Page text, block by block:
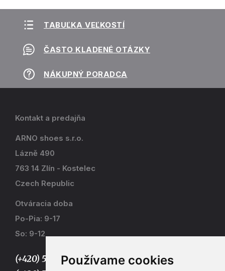
Používame cookies
TABUĽKA VEĽKOSTÍ
ČASTO KLADENÉ OTÁZKY
NÁKUPNÝ PORADCA
Kontakt a predajňa
ARNO shoes s.r.o.
Lázně 490
763 14 Zlín - Kostelec
Czech Republic
Otváracia doba
Po-Pia: 9-17
So: 9-12
(+420) 577 915 036,